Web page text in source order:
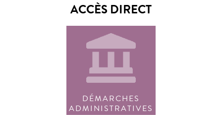
ACCÈS DIRECT
DÉMARCHES
ADMINISTRATIVES